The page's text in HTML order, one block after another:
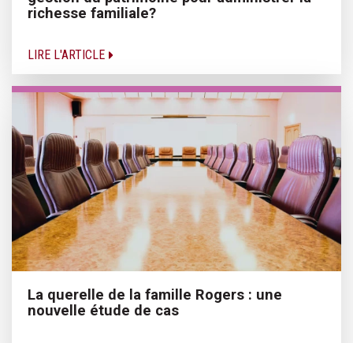
richesse familiale?
LIRE L'ARTICLE
La querelle de la famille Rogers : une
nouvelle étude de cas